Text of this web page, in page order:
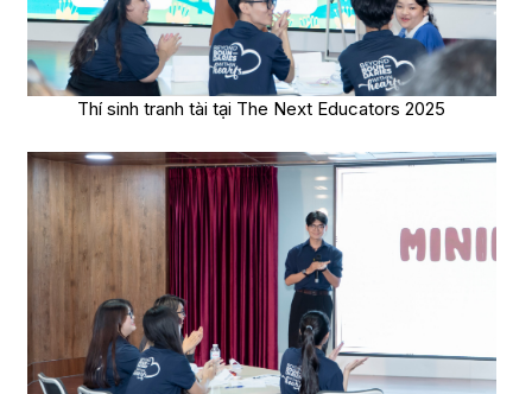
Thí sinh tranh tài tại The Next Educators 2025